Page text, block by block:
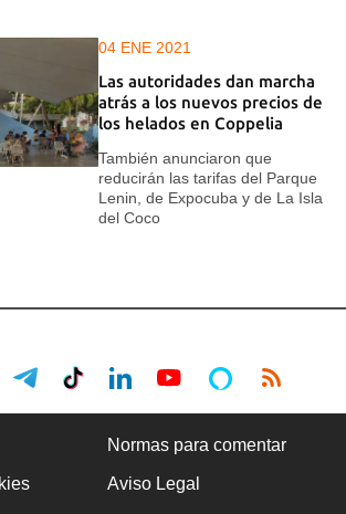
04 ENE 2021
Las autoridades dan marcha
atrás a los nuevos precios de
los helados en Coppelia
También anunciaron que
reducirán las tarifas del Parque
Lenin, de Expocuba y de La Isla
del Coco
Normas para comentar
Aviso Legal